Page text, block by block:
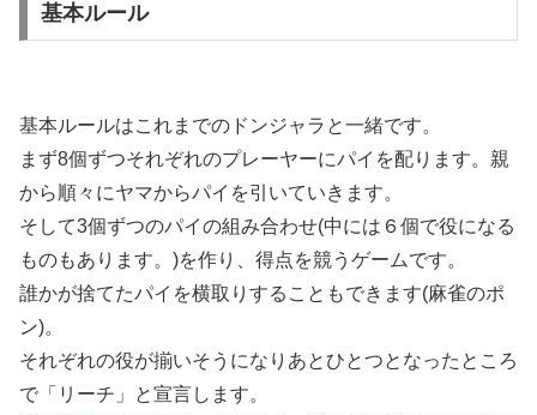
基本ルール
基本ルールはこれまでのドンジャラと一緒です。
まず8個ずつそれぞれのプレーヤーにパイを配ります。親
から順々にヤマからパイを引いていきます。
そして3個ずつのパイの組み合わせ(中には６個で役になる
ものもあります。)を作り、得点を競うゲームです。
誰かが捨てたパイを横取りすることもできます(麻雀のポ
ン)。
それぞれの役が揃いそうになりあとひとつとなったところ
で「リーチ」と宣言します。